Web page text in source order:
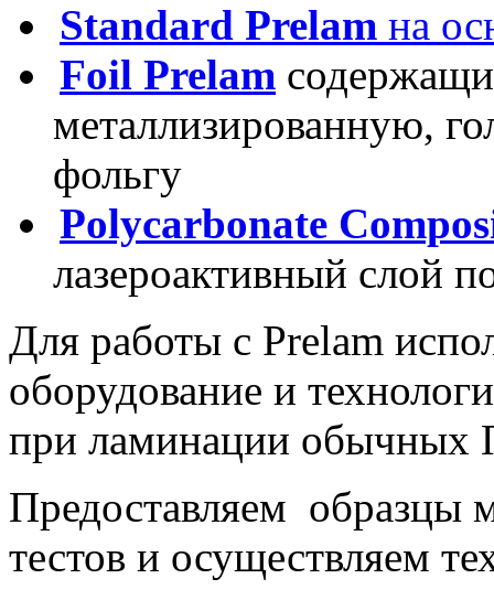
Standard Prelam на
Foil Prelam
металлизированную,
фольгу
Polycarbonate
лазероактивный слой
Для работы с Prelam
оборудование и
при ламинации обычных
Предоставляем образцы
тестов и осуществляем